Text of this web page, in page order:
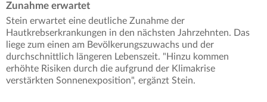
Zunahme erwartet
Stein erwartet eine deutliche Zunahme der
Hautkrebserkrankungen in den nächsten Jahrzehnten. Das
liege zum einen am Bevölkerungszuwachs und der
durchschnittlich längeren Lebenszeit. "Hinzu kommen
erhöhte Risiken durch die aufgrund der Klimakrise
verstärkten Sonnenexposition", ergänzt Stein.